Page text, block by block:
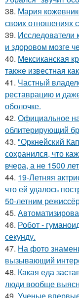
38. Мария
своих отношениях
39. Исследователи
и здоровом мозге
40. Мексиканская
также известная
41. Частный
реставрацию и
оболочке.
42. Официальное
облитерирующий
43. "Оркнейский
сохранился, что
вчера, а не 1500
44. 19-Летняя
что ей удалось
50-летним
45.
46. Робот -
секунду.
47. На фото
вызывающий
48. Какая еда
люди вообще